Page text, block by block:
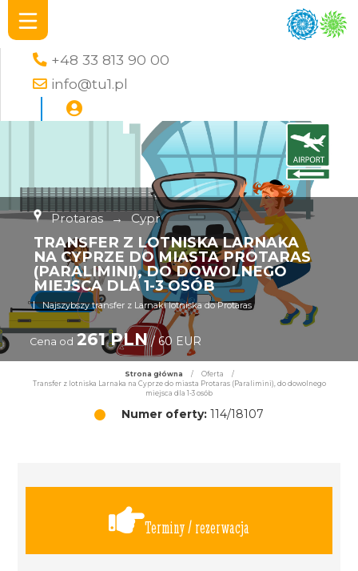
+48 33 813 90 00
info@tu1.pl
Protaras → Cypr
TRANSFER Z LOTNISKA LARNAKA
NA CYPRZE DO MIASTA PROTARAS
(PARALIMINI), DO DOWOLNEGO
MIEJSCA DLA 1-3 OSÓB
Najszybszy transfer z Larnaki lotniska do Protaras
Cena od 261 PLN/ 60 EUR
Strona główna / Oferta
/
Transfer z lotniska Larnaka na Cyprze do miasta Protaras (Paralimini), do dowolnego
miejsca dla 1-3 osób
Numer oferty: 114/18107
Terminy / rezerwacja